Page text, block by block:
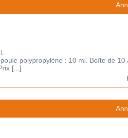
polypropylène : 10 ml. Boîte de 10
[...]